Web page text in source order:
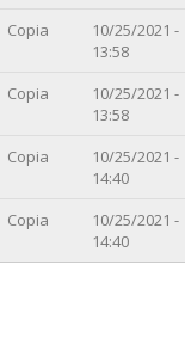
Copia
10/25/2021 -
13:58
Copia
10/25/2021 -
13:58
Copia
10/25/2021 -
14:40
Copia
10/25/2021 -
14:40